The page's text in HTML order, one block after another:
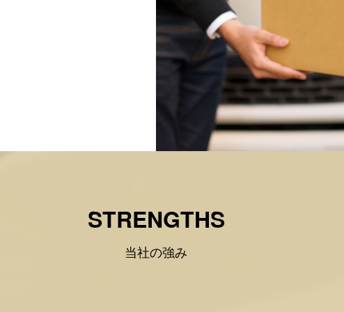
STRENGTHS
当社の強み